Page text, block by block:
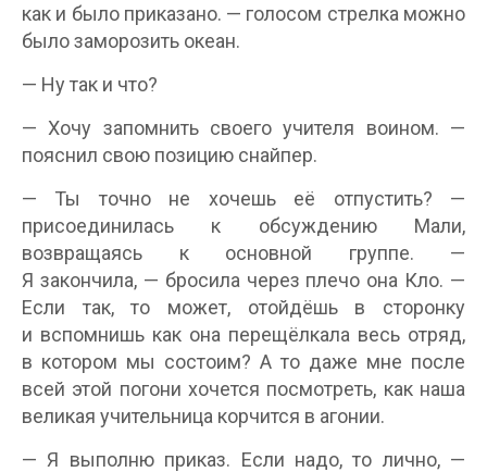
как и было приказано. — голосом стрелка можно
было заморозить океан.
— Ну так и что?
— Хочу запомнить своего учителя воином. —
пояснил свою позицию снайпер.
— Ты точно не хочешь её отпустить? —
присоединилась к обсуждению Мали,
возвращаясь к основной группе. —
Я закончила, — бросила через плечо она Кло. —
Если так, то может, отойдёшь в сторонку
и вспомнишь как она перещёлкала весь отряд,
в котором мы состоим? А то даже мне после
всей этой погони хочется посмотреть, как наша
великая учительница корчится в агонии.
— Я выполню приказ. Если надо, то лично, —